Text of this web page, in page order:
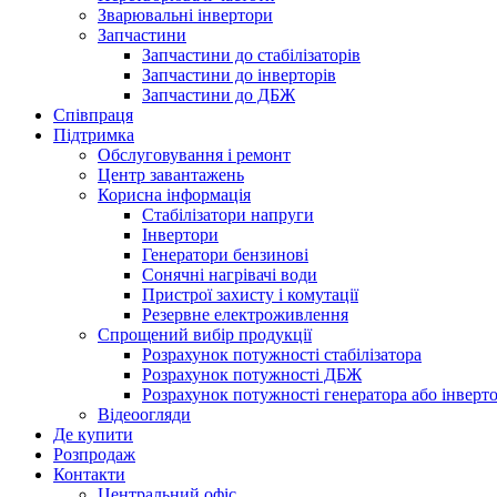
Зварювальні інвертори
Запчастини
Запчастини до стабілізаторів
Запчастини до інверторів
Запчастини до ДБЖ
Співпраця
Підтримка
Обслуговування і ремонт
Центр завантажень
Корисна інформація
Стабілізатори напруги
Інвертори
Генератори бензинові
Сонячні нагрівачі води
Пристрої захисту і комутації
Резервне електроживлення
Спрощений вибір продукції
Розрахунок потужності стабілізатора
Розрахунок потужності ДБЖ
Розрахунок потужності генератора або
Відеоогляди
Де купити
Розпродаж
Контакти